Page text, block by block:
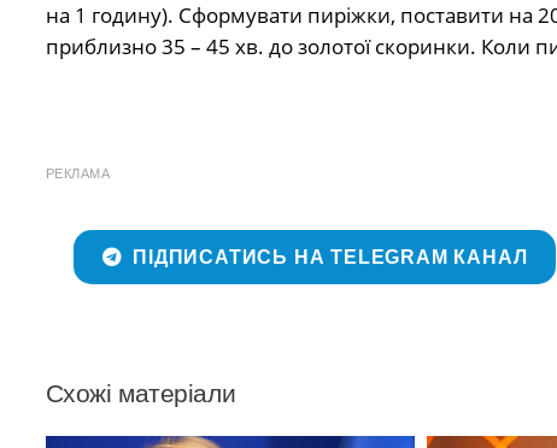
на 1 годину). Сформувати пиріжки, поставити на
приблизно 35 – 45 хв. до золотої скоринки. Коли
РЕКЛАМА
ПІДПИСАТИСЬ НА TELEGRAM КАНАЛ
Схожі матеріали